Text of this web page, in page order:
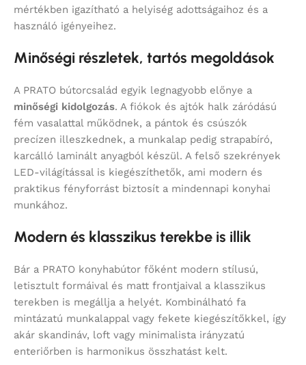
mértékben igazítható a helyiség adottságaihoz és a
használó igényeihez.
Minőségi részletek, tartós megoldások
A PRATO bútorcsalád egyik legnagyobb előnye a
minőségi kidolgozás. A fiókok és ajtók halk záródású
fém vasalattal működnek, a pántok és csúszók
precízen illeszkednek, a munkalap pedig strapabíró,
karcálló laminált anyagból készül. A felső szekrények
LED-világítással is kiegészíthetők, ami modern és
praktikus fényforrást biztosít a mindennapi konyhai
munkához.
Modern és klasszikus terekbe is illik
Bár a PRATO konyhabútor főként modern stílusú,
letisztult formáival és matt frontjaival a klasszikus
terekben is megállja a helyét. Kombinálható fa
mintázatú munkalappal vagy fekete kiegészítőkkel, így
akár skandináv, loft vagy minimalista irányzatú
enteriőrben is harmonikus összhatást kelt.